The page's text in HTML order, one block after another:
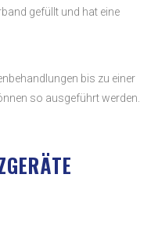
gefüllt und hat eine
bis zu einer
so ausgeführt werden.